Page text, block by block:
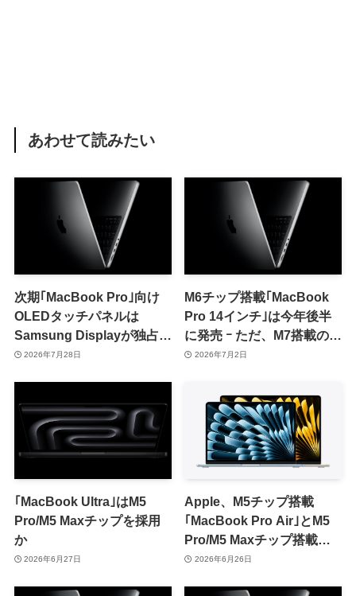
あわせて読みたい
次期｢MacBook Pro｣向け
OLEDタッチパネルは
Samsung Displayが独占供
給へ ｰ 来月より量産開始か
2026年7月28日
M6チップ搭載｢MacBook
Pro 14インチ｣は今年後半
に発売 ｰ ただ、M7搭載の刷
新モデルが2027年前半に続
2026年7月2日
｢MacBook Ultra｣はM5
Pro/M5 Maxチップを採用
か
2026年6月27日
Apple、M5チップ搭載
｢MacBook Pro Air｣とM5
Pro/M5 Maxチップ搭載
｢MacBook Pro｣の整備済
2026年6月26日